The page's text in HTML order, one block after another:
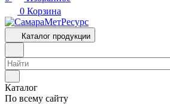
0 Корзина
Каталог продукции
Каталог
По всему сайту